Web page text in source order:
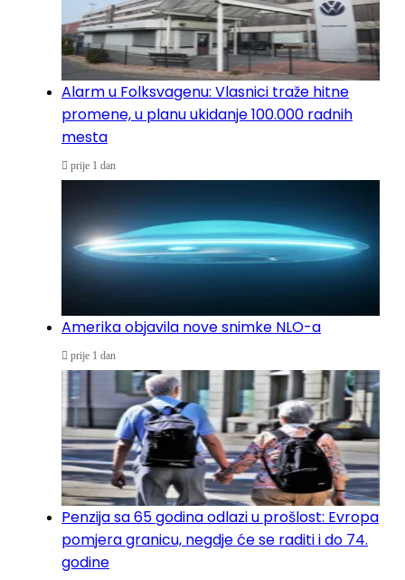
Alarm u Folksvagenu: Vlasnici traže hitne
promene, u planu ukidanje 100.000 radnih
mesta
prije 1 dan
Amerika objavila nove snimke NLO-a
prije 1 dan
Penzija sa 65 godina odlazi u prošlost: Evropa
pomjera granicu, negdje će se raditi i do 74.
godine